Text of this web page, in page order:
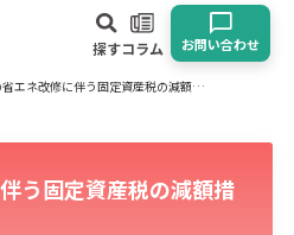
探すコラム お問い合わせ
住宅の省エネ改修に伴う固定資産税の減額措置
う固定資産税の減額措